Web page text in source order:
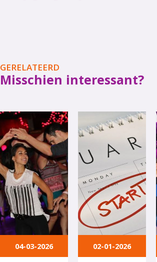
GERELATEERD
Misschien interessant?
04-03-2026 02-01-2026